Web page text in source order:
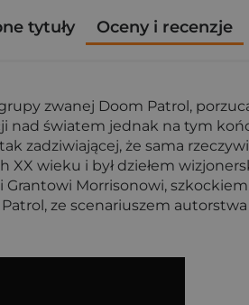
tytuły Oceny i recenzje
zwanej Doom Patrol,
światem jednak na tym
zadziwiającej, że sama
wieku i był dziełem
Morrisonowi,
ze scenariuszem